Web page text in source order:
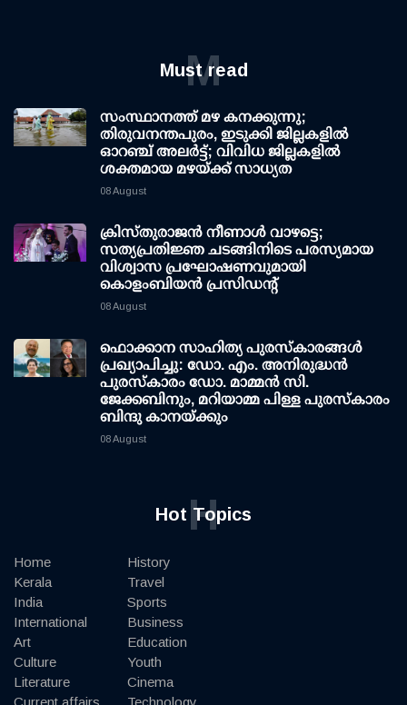
Must read
M
സംസ്ഥാനത്ത് മഴ കനക്കുന്നു;
തിരുവനന്തപുരം, ഇടുക്കി ജില്ലകളിൽ
ഓറഞ്ച് അലർട്ട്; വിവിധ ജില്ലകളിൽ
ശക്തമായ മഴയ്ക്ക് സാധ്യത
08 August
ക്രിസ്തുരാജൻ നീണാൾ വാഴട്ടെ;
സത്യപ്രതിജ്ഞ ചടങ്ങിനിടെ പരസ്യമായ
വിശ്വാസ പ്രഘോഷണവുമായി
കൊളംബിയൻ പ്രസിഡന്റ്
08 August
ഫൊക്കാന സാഹിത്യ പുരസ്‌കാരങ്ങള്‍
പ്രഖ്യാപിച്ചു: ഡോ. എം. അനിരുദ്ധന്‍
പുരസ്‌കാരം ഡോ. മാമ്മന്‍ സി.
ജേക്കബിനും, മറിയാമ്മ പിള്ള പുരസ്‌കാരം
ബിന്ദു കാനയ്ക്കും
08 August
Hot Topics
H
Home
Kerala
India
International
Art
Culture
Literature
Current affairs
History
Travel
Sports
Business
Education
Youth
Cinema
Technology